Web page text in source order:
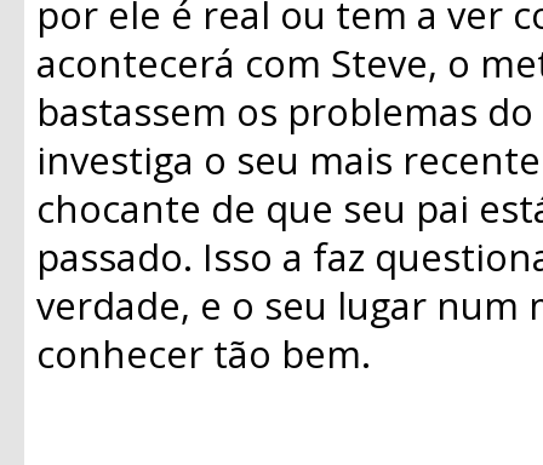
por ele é real ou tem a ver
acontecerá com Steve, o
bastassem os problemas
investiga o seu mais
chocante de que seu pai
passado. Isso a faz
verdade, e o seu lugar num
conhecer tão bem.